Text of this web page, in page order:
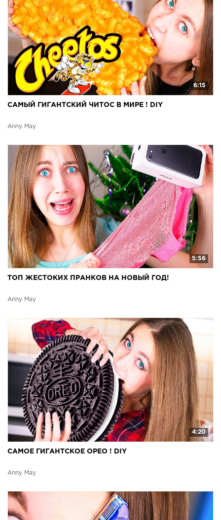
6:15
САМЫЙ ГИГАНТСКИЙ ЧИТОС В МИРЕ ! DIY
Anny May
5:56
ТОП ЖЕСТОКИХ ПРАНКОВ НА НОВЫЙ ГОД!
Anny May
4:20
САМОЕ ГИГАНТСКОЕ ОРЕО ! DIY
Anny May